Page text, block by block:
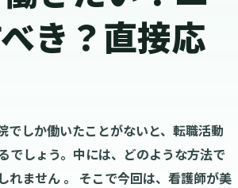
き？直接応
でしか働いたことがないと、転職活動
でしょう。中には、どのような方法で
れません 。 そこで今回は、看護師が美